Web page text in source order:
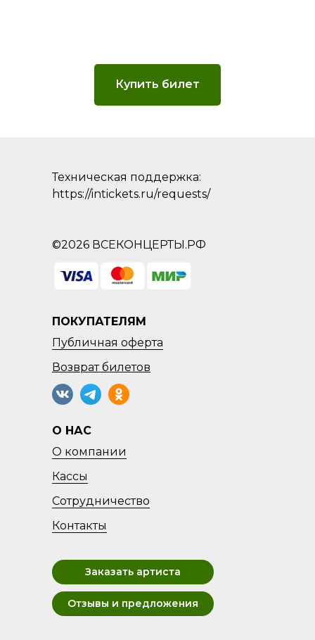
Купить билет
Техническая поддержка:
https://intickets.ru/requests/
©2026 ВСЕКОНЦЕРТЫ.РФ
ПОКУПАТЕЛЯМ
Публичная оферта
О НАС
О компании
Кассы
Сотрудничество
Контакты
Заказать артиста
Отзывы и предложения
Возвратбилетов